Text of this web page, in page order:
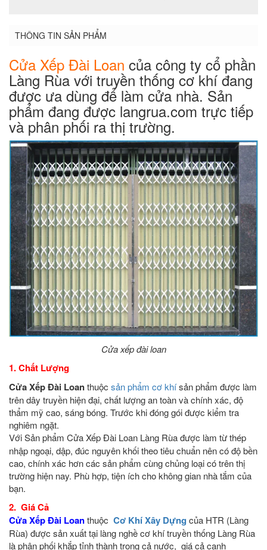
THÔNG TIN SẢN PHẨM
Cửa Xếp Đài Loan của công ty cổ phần
Làng Rùa với truyền thống cơ khí đang
được ưa dùng để làm cửa nhà. Sản
phẩm đang được langrua.com trực tiếp
và phân phối ra thị trường.
Cửa xếp đài loan
1. Chất Lượng
Cửa Xếp Đài Loanthuộc sản phẩm cơ khísản phẩm được làm
trên dây truyền hiện đại, chất lượng an toàn và chính xác, độ
thẩm mỹ cao, sáng bóng. Trước khi đóng gói được kiểm tra
nghiêm ngặt.
Với Sản phẩm Cửa Xếp Đài Loan Làng Rùa được làm từ thép
nhập ngoại, dập, đúc nguyên khối theo tiêu chuẩn nên có độ bền
cao, chính xác hơn các sản phẩm cùng chủng loại có trên thị
trường hiện nay. Phù hợp, tiện ích cho không gian nhà tắm của
bạn.
2. Giá Cả
Cửa Xếp Đài Loanthuộc Cơ Khí Xây Dựng của HTR (Làng
Rùa) được sản xuất tại làng nghề cơ khí truyền thống Làng Rùa
là phân phối khắp tỉnh thành trong cả nước, giá cả cạnh